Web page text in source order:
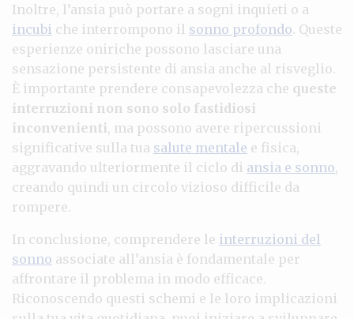
Inoltre, l’ansia può portare a sogni inquieti o a
incubi che interrompono il sonno profondo. Queste
esperienze oniriche possono lasciare una
sensazione persistente di ansia anche al risveglio.
È importante prendere consapevolezza che queste
interruzioni non sono solo fastidiosi
inconvenienti, ma possono avere ripercussioni
significative sulla tua salute mentale e fisica,
aggravando ulteriormente il ciclo di ansia e sonno,
creando quindi un circolo vizioso difficile da
rompere.
In conclusione, comprendere le interruzioni del
sonno associate all’ansia è fondamentale per
affrontare il problema in modo efficace.
Riconoscendo questi schemi e le loro implicazioni